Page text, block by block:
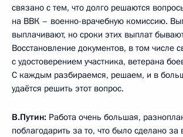
связано с тем, что долго решаются
на ВВК – военно-врачебную комиссию.
выплачивают, но сроки этих выплат
Восстановление документов, в том числе
с удостоверением участника, ветерана
С каждым разбираемся, решаем, и в
удаётся решить этот вопрос.
В.Путин: Работа очень большая,
поблагодарить за то, что было сделано за